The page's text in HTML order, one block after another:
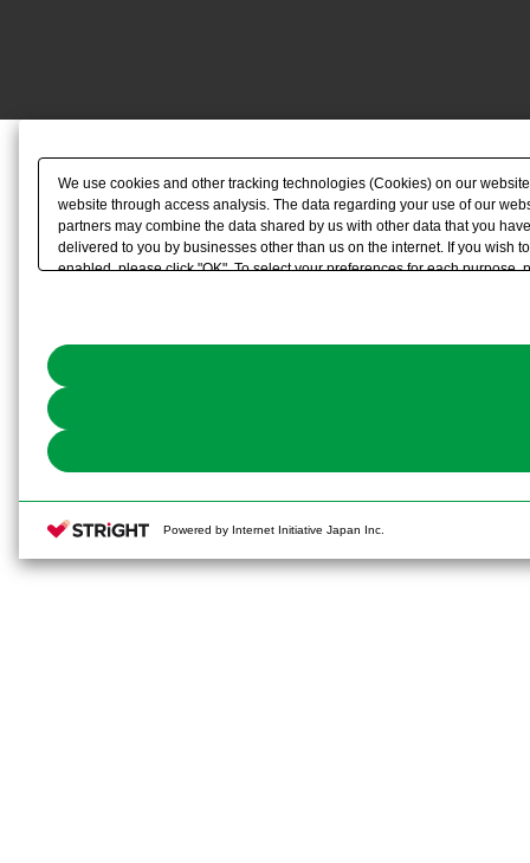
We use cookies and other tracking technologies (Cookies) on our
website through access analysis. The data regarding your use of our
partners may combine the data shared by us with other data that you
delivered to you by businesses other than us on the internet. If you wish
enabled, please click "OK". To select your preferences for each purpose,
Powered by Internet Initiative Japan Inc.